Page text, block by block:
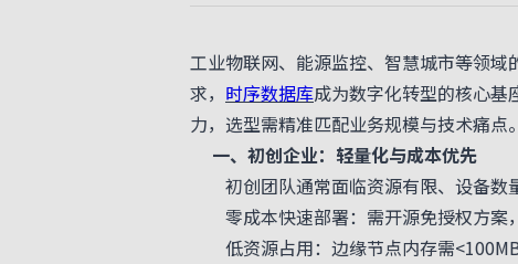
工业物联网、能源监控、智慧城市等领
求， 时序数据库成为数字化转型的核心基
力，选型需精准匹配业务规模与技术痛点。
一、初创企业：轻量化与成本优先
初创团队通常面临资源有限、设备数
零成本快速部署：需开源免授权方案
低资源占用：边缘节点内存需